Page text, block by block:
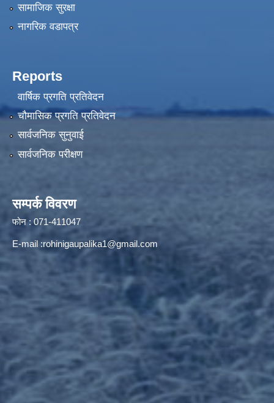
सामाजिक सुरक्षा
नागरिक वडापत्र
Reports
वार्षिक प्रगति प्रतिवेदन
चौमासिक प्रगति प्रतिवेदन
सार्वजनिक सुनुवाई
सार्वजनिक परीक्षण
सम्पर्क विवरण
फोन : 071-411047
E-mail :rohinigaupalika1@gmail.com